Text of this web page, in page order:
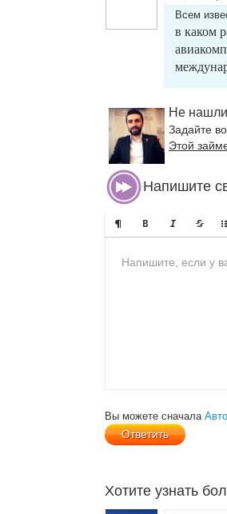
Всем
в каком
Не
Задайте
Этой
Напишите
Вы можете сначала
Хотите узнать